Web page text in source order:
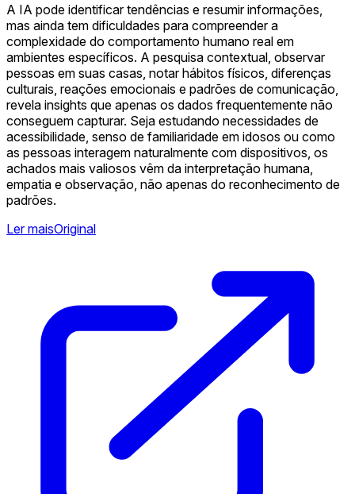
A IA pode identificar tendências e resumir informações,
mas ainda tem dificuldades para compreender a
complexidade do comportamento humano real em
ambientes específicos. A pesquisa contextual, observar
pessoas em suas casas, notar hábitos físicos, diferenças
culturais, reações emocionais e padrões de comunicação,
revela insights que apenas os dados frequentemente não
conseguem capturar. Seja estudando necessidades de
acessibilidade, senso de familiaridade em idosos ou como
as pessoas interagem naturalmente com dispositivos, os
achados mais valiosos vêm da interpretação humana,
empatia e observação, não apenas do reconhecimento de
padrões.
Ler maisOriginal